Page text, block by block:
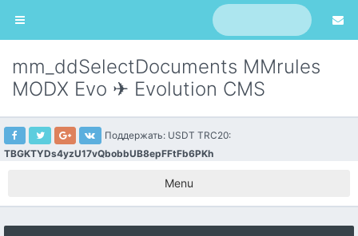
mm_ddSelectDocuments MMrules
MODX Evo ✈ Evolution CMS
Поддержать: USDT TRC20:
TBGKTYDs4yzU17vQbobbUB8epFFtFb6PKh
Menu